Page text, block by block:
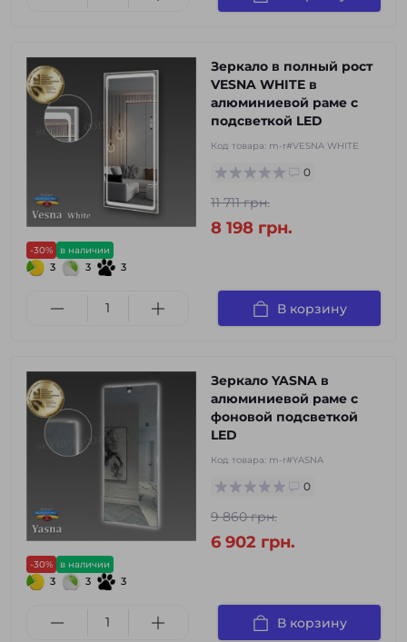
-30% в наличии
3 3 3
Зеркало в полный рост
VESNA WHITE в
алюминиевой раме с
подсветкой LED
Код товара: m-r#VESNA WHITE
0
11 711 грн.
8 198 грн.
В корзину
-30% в наличии
3 3 3
Зеркало YASNA в
алюминиевой раме с
фоновой подсветкой
LED
Код товара: m-r#YASNA
0
9 860 грн.
6 902 грн.
В корзину